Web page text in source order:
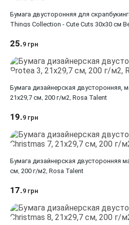
Бумага двусторонняя для
Things Collection - Cute Cuts 30х30 см
25.9 грн
Бумага дизайнерская двусторонняя,
21х29,7 см, 200 г/м2, Rosa Talent
19.9 грн
Бумага дизайнерская двусторонняя
см, 200 г/м2, Rosa Talent
17.9 грн